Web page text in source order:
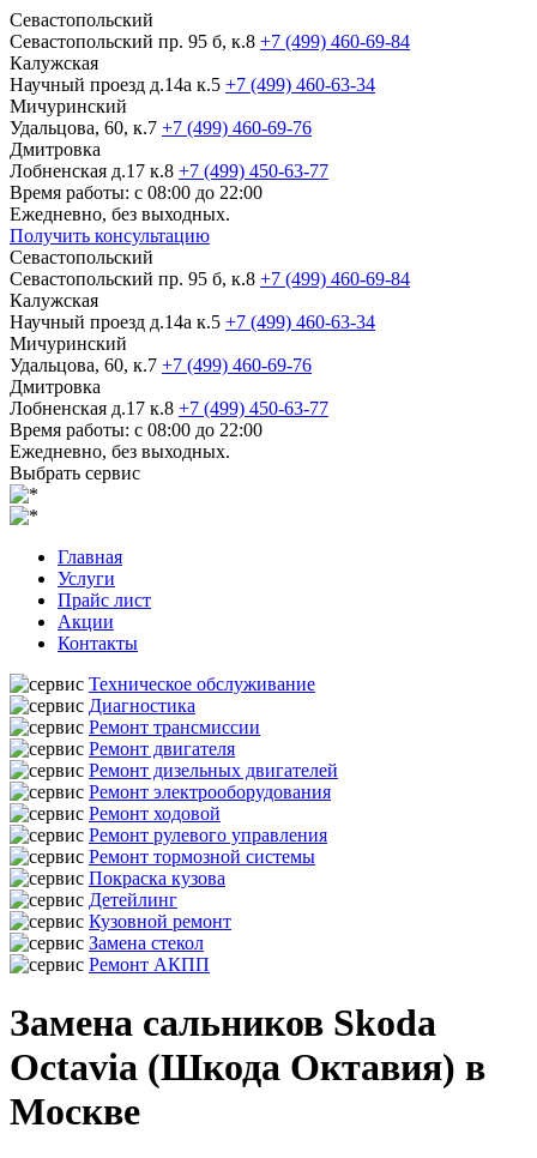
Севастопольский
Севастопольский пр. 95 б, к.8 +7 (499) 460-69-84
Калужская
Научный проезд д.14а к.5 +7 (499) 460-63-34
Мичуринский
Удальцова, 60, к.7 +7 (499) 460-69-76
Дмитровка
Лобненская д.17 к.8 +7 (499) 450-63-77
Время работы: с 08:00 до 22:00
Ежедневно, без выходных.
Получить консультацию
Севастопольский
Севастопольский пр. 95 б, к.8 +7 (499) 460-69-84
Калужская
Научный проезд д.14а к.5 +7 (499) 460-63-34
Мичуринский
Удальцова, 60, к.7 +7 (499) 460-69-76
Дмитровка
Лобненская д.17 к.8 +7 (499) 450-63-77
Время работы: с 08:00 до 22:00
Ежедневно, без выходных.
Выбрать сервис
Главная
Услуги
Прайс лист
Акции
Контакты
Техническое обслуживание
Диагностика
Ремонт трансмиссии
Ремонт двигателя
Ремонт дизельных двигателей
Ремонт электрооборудования
Ремонт ходовой
Ремонт рулевого управления
Ремонт тормозной системы
Покраска кузова
Детейлинг
Кузовной ремонт
Замена стекол
Ремонт АКПП
Замена сальников Skoda
Octavia (Шкода Октавия) в
Москве